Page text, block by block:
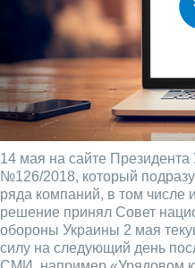
14 мая на сайте
№126/2018, который
ряда компаний, в том числе
решение принял Совет
обороны Украины 2 мая
силу на следующий день